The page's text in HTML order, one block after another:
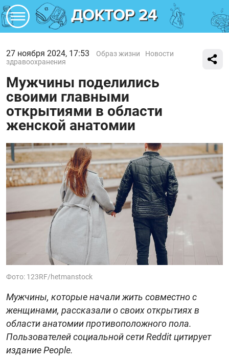
27 ноября 2024, 17:53 Образ жизни
Новости
здравоохранения
Мужчины поделились
своими главными
открытиями в области
женской анатомии
Фото: 123RF/hetmanstock
Мужчины, которые начали жить совместно с
женщинами, рассказали о своих открытиях в
области анатомии противоположного пола.
Пользователей социальной сети Reddit цитирует
издание People.